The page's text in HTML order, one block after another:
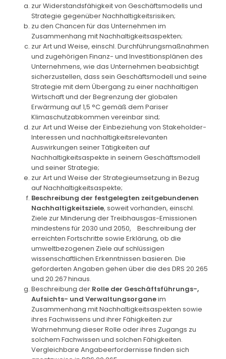
zur Widerstandsfähigkeit von Geschäftsmodells und
Strategie gegenüber Nachhaltigkeitsrisiken;
zu den Chancen für das Unternehmen im
Zusammenhang mit Nachhaltigkeitsaspekten;
zur Art und Weise, einschl. Durchführungsmaßnahmen
und zugehörigen Finanz- und Investitionsplänen des
Unternehmens, wie das Unternehmen beabsichtigt
sicherzustellen, dass sein Geschäftsmodell und seine
Strategie mit dem Übergang zu einer nachhaltigen
Wirtschaft und der Begrenzung der globalen
Erwärmung auf 1,5 °C gemäß dem Pariser
Klimaschutzabkommen vereinbar sind;
zur Art und Weise der Einbeziehung von Stakeholder-
Interessen und nachhaltigkeitsrelevanten
Auswirkungen seiner Tätigkeiten auf
Nachhaltigkeitsaspekte in seinem Geschäftsmodell
und seiner Strategie;
zur Art und Weise der Strategieumsetzung in Bezug
auf Nachhaltigkeitsaspekte;
Beschreibung der festgelegten zeitgebundenen
Nachhaltigkeitsziele, soweit vorhanden, einschl.
Ziele zur Minderung der Treibhausgas-Emissionen
mindestens für 2030 und 2050, Beschreibung der
erreichten Fortschritte sowie Erklärung, ob die
umweltbezogenen Ziele auf schlüssigen
wissenschaftlichen Erkenntnissen basieren. Die
geforderten Angaben gehen über die des DRS 20.265
und 20.267 hinaus.
Beschreibung der Rolle der Geschäftsführungs-,
Aufsichts- und Verwaltungsorganeim
Zusammenhang mit Nachhaltigkeitsaspekten sowie
ihres Fachwissens und ihrer Fähigkeiten zur
Wahrnehmung dieser Rolle oder ihres Zugangs zu
solchem Fachwissen und solchen Fähigkeiten.
Vergleichbare Angabeerfordernisse finden sich